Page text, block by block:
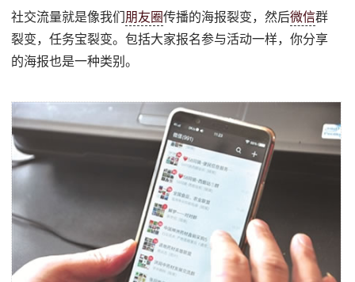
社交流量就是像我们 朋友圈传播的海报裂变，然后微信群
裂变，任务宝裂变。包括大家报名参与活动一样，你分享
的海报也是一种类别。